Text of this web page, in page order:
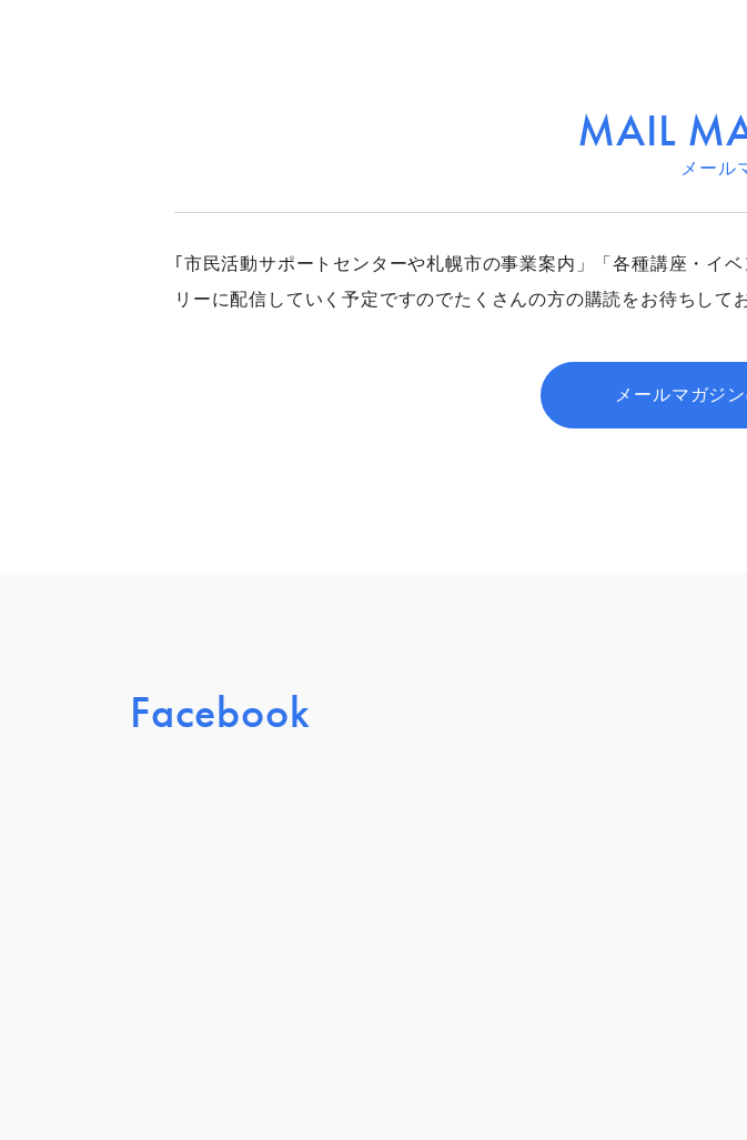
MAIL
メール
｢市民活動サポートセンターや札幌市の事業案内」「各種講座・イ
リーに配信していく予定ですのでたくさんの方の購読をお待ちして
メールマガジ
Facebook